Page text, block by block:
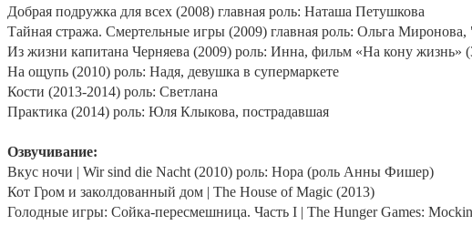
Добрая подружка для всех (2008) главная роль: Наташа Петушкова
Тайная стража. Смертельные игры (2009) главная роль: Ольга
Из жизни капитана Черняева (2009) роль: Инна, фильм «На кону жизнь»
На ощупь (2010) роль: Надя, девушка в супермаркете
Кости (2013-2014) роль: Светлана
Практика (2014) роль: Юля Клыкова, пострадавшая
Озвучивание:
Вкус ночи | Wir sind die Nacht (2010) роль: Нора (роль Анны Фишер)
Кот Гром и заколдованный дом | The House of Magic (2013)
Голодные игры: Сойка-пересмешница. Часть I | The Hunger Games: